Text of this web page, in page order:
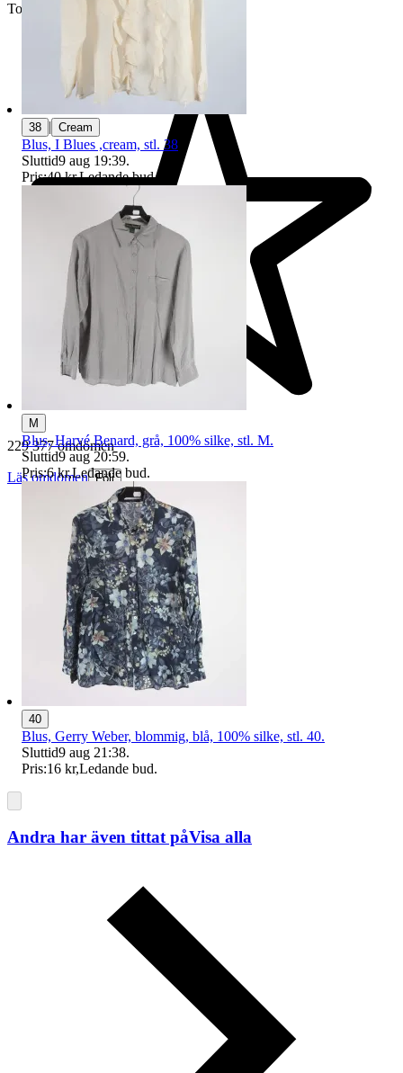
Toppsäljare
229 377 omdömen
Läs omdömen Följ
38 | Cream
Blus, I Blues ,cream, stl. 38
Sluttid9 aug 19:39.
Pris:40 kr,Ledande bud.
M
Blus, Harvé Benard, grå, 100% silke, stl. M.
Sluttid9 aug 20:59.
Pris:6 kr,Ledande bud.
40
Blus, Gerry Weber, blommig, blå, 100% silke, stl. 40.
Sluttid9 aug 21:38.
Pris:16 kr,Ledande bud.
Andra har även tittat påVisa alla